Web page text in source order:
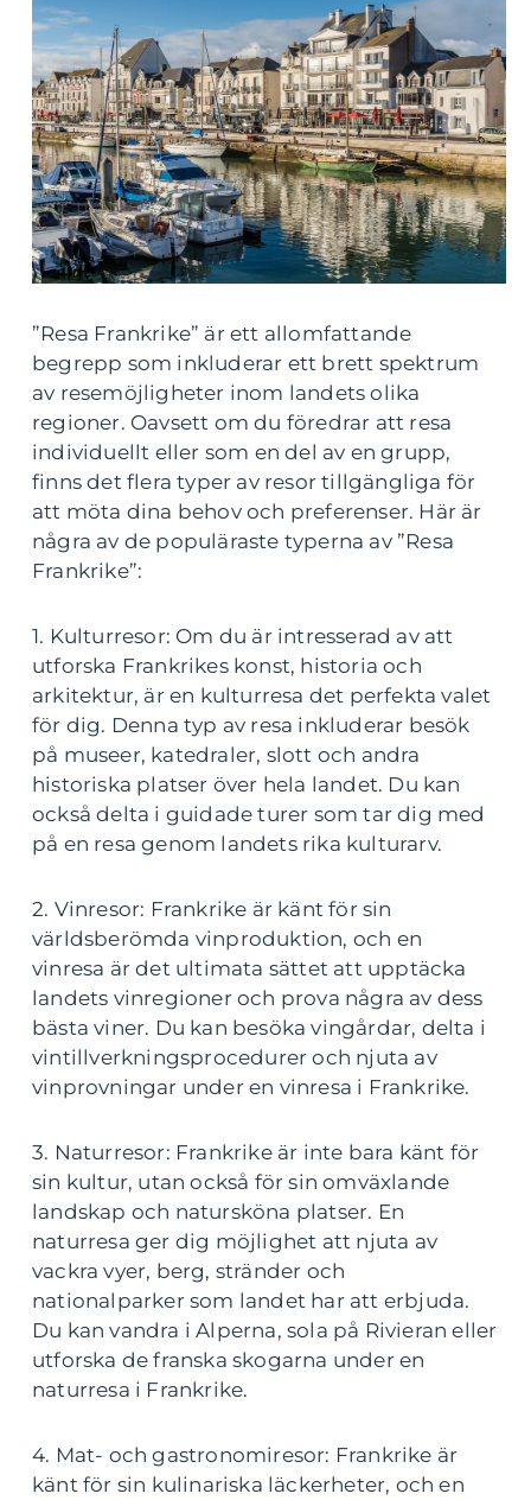
”Resa Frankrike” är ett allomfattande
begrepp som inkluderar ett brett spektrum
av resemöjligheter inom landets olika
regioner. Oavsett om du föredrar att resa
individuellt eller som en del av en grupp,
finns det flera typer av resor tillgängliga för
att möta dina behov och preferenser. Här är
några av de populäraste typerna av ”Resa
Frankrike”:
1. Kulturresor: Om du är intresserad av att
utforska Frankrikes konst, historia och
arkitektur, är en kulturresa det perfekta valet
för dig. Denna typ av resa inkluderar besök
på museer, katedraler, slott och andra
historiska platser över hela landet. Du kan
också delta i guidade turer som tar dig med
på en resa genom landets rika kulturarv.
2. Vinresor: Frankrike är känt för sin
världsberömda vinproduktion, och en
vinresa är det ultimata sättet att upptäcka
landets vinregioner och prova några av dess
bästa viner. Du kan besöka vingårdar, delta i
vintillverkningsprocedurer och njuta av
vinprovningar under en vinresa i Frankrike.
3. Naturresor: Frankrike är inte bara känt för
sin kultur, utan också för sin omväxlande
landskap och natursköna platser. En
naturresa ger dig möjlighet att njuta av
vackra vyer, berg, stränder och
nationalparker som landet har att erbjuda.
Du kan vandra i Alperna, sola på Rivieran eller
utforska de franska skogarna under en
naturresa i Frankrike.
4. Mat- och gastronomiresor: Frankrike är
känt för sin kulinariska läckerheter, och en